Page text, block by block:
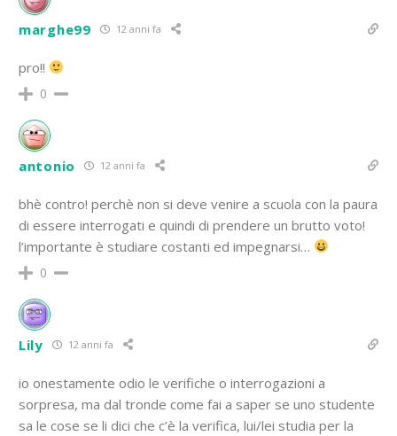
marghe99 12 anni fa
pro!!
0
antonio 12 anni fa
bhè contro! perchè non si deve venire a scuola con la paura
di essere interrogati e quindi di prendere un brutto voto!
l’importante è studiare costanti ed impegnarsi…
0
Lily 12 anni fa
io onestamente odio le verifiche o interrogazioni a
sorpresa, ma dal tronde come fai a saper se uno studente
sa le cose se li dici che c’è la verifica, lui/lei studia per la